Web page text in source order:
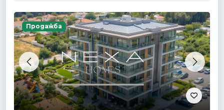
Previous Next
Продажба